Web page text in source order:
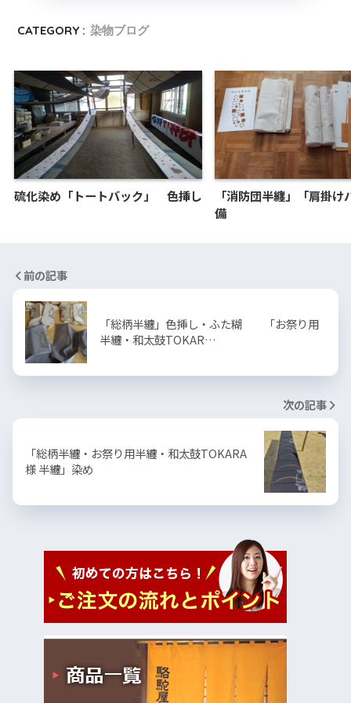
CATEGORY : 染物ブログ
硫化染め「トートバック」 色挿し
「消防団半纏」「肩掛け
備
前の記事
「総柄半纏」色挿し・ふた糊 「お祭り用
半纏・和太鼓TOKAR…
次の記事
「総柄半纏・お祭り用半纏・和太鼓TOKARA
様 半纏」染め